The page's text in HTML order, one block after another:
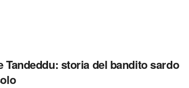
Tandeddu: storia del bandito sardo